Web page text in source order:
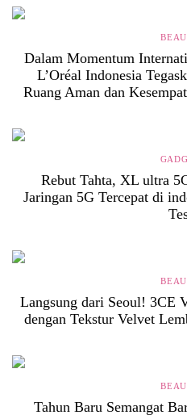
Dalam Momentum
L’Oréal Indonesia
Ruang Aman dan
Rebut Tahta, XL ultra
Jaringan 5G Tercepat di
Langsung dari Seoul! 3CE
dengan Tekstur Velvet
Tahun Baru Semangat